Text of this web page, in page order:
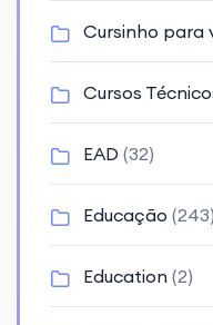
Cursinho para
Cursos
EAD (32)
Educação (243)
Education (2)